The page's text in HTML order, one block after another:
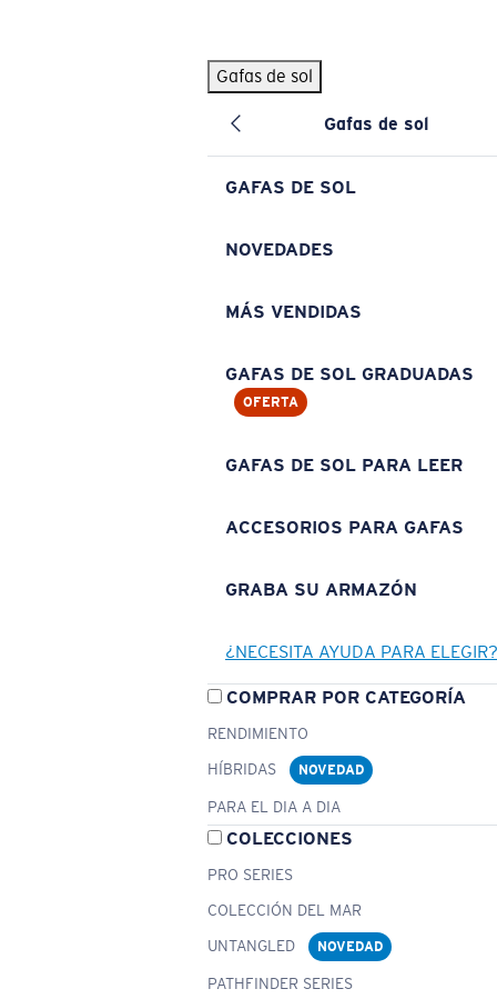
Gafas de sol
Gafas de sol
GAFAS DE SOL
NOVEDADES
MÁS VENDIDAS
GAFAS DE SOL GRADUADAS
OFERTA
GAFAS DE SOL PARA LEER
ACCESORIOS PARA GAFAS
GRABA SU ARMAZÓN
¿NECESITA AYUDA PARA ELEGIR?
COMPRAR POR CATEGORÍA
RENDIMIENTO
HÍBRIDAS
NOVEDAD
PARA EL DIA A DIA
COLECCIONES
PRO SERIES
COLECCIÓN DEL MAR
UNTANGLED
NOVEDAD
PATHFINDER SERIES
BÚSQUEDAS POPULARES
Pilothouse PRO Limited Edition Pack Exclusivo
Gafas de sol personalizadas
Los más vendidos de gafas de sol